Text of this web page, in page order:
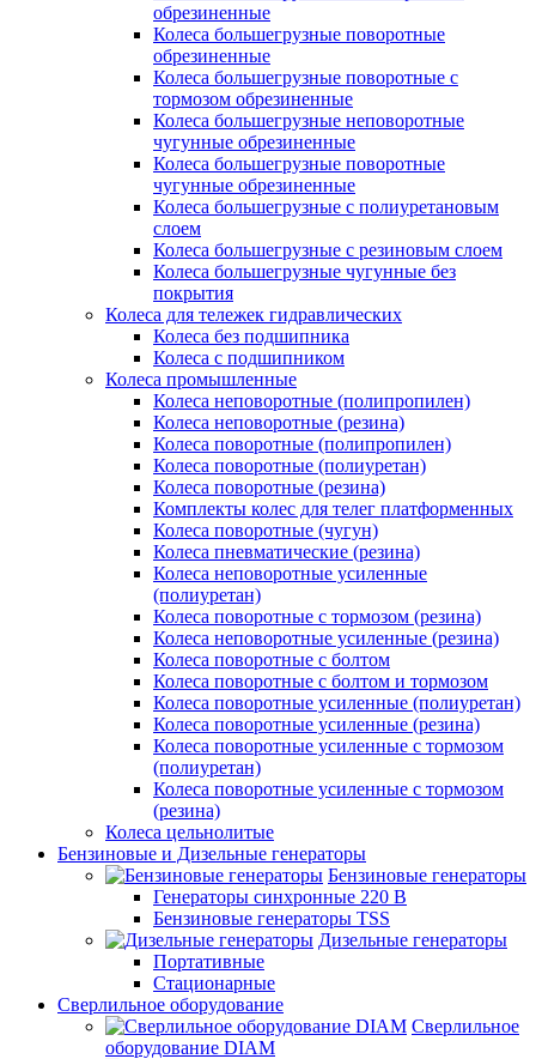
обрезиненные
Колеса большегрузные поворотные
обрезиненные
Колеса большегрузные поворотные с
тормозом обрезиненные
Колеса большегрузные неповоротные
чугунные обрезиненные
Колеса большегрузные поворотные
чугунные обрезиненные
Колеса большегрузные с полиуретановым
слоем
Колеса большегрузные с резиновым слоем
Колеса большегрузные чугунные без
покрытия
Колеса для тележек гидравлических
Колеса без подшипника
Колеса с подшипником
Колеса промышленные
Колеса неповоротные (полипропилен)
Колеса неповоротные (резина)
Колеса поворотные (полипропилен)
Колеса поворотные (полиуретан)
Колеса поворотные (резина)
Комплекты колес для телег платформенных
Колеса поворотные (чугун)
Колеса пневматические (резина)
Колеса неповоротные усиленные
(полиуретан)
Колеса поворотные c тормозом (резина)
Колеса неповоротные усиленные (резина)
Колеса поворотные с болтом
Колеса поворотные с болтом и тормозом
Колеса поворотные усиленные (полиуретан)
Колеса поворотные усиленные (резина)
Колеса поворотные усиленные с тормозом
(полиуретан)
Колеса поворотные усиленные с тормозом
(резина)
Колеса цельнолитые
Бензиновые и Дизельные генераторы
Бензиновые генераторы
Генераторы синхронные 220 В
Бензиновые генераторы TSS
Дизельные генераторы
Портативные
Стационарные
Сверлильное оборудование
Сверлильное
оборудование DIAM